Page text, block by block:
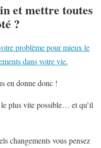
et mettre toutes
?
problème pour mieux le
dans votre vie.
en donne donc !
plus vite possible… et qu’il
changements vous pensez